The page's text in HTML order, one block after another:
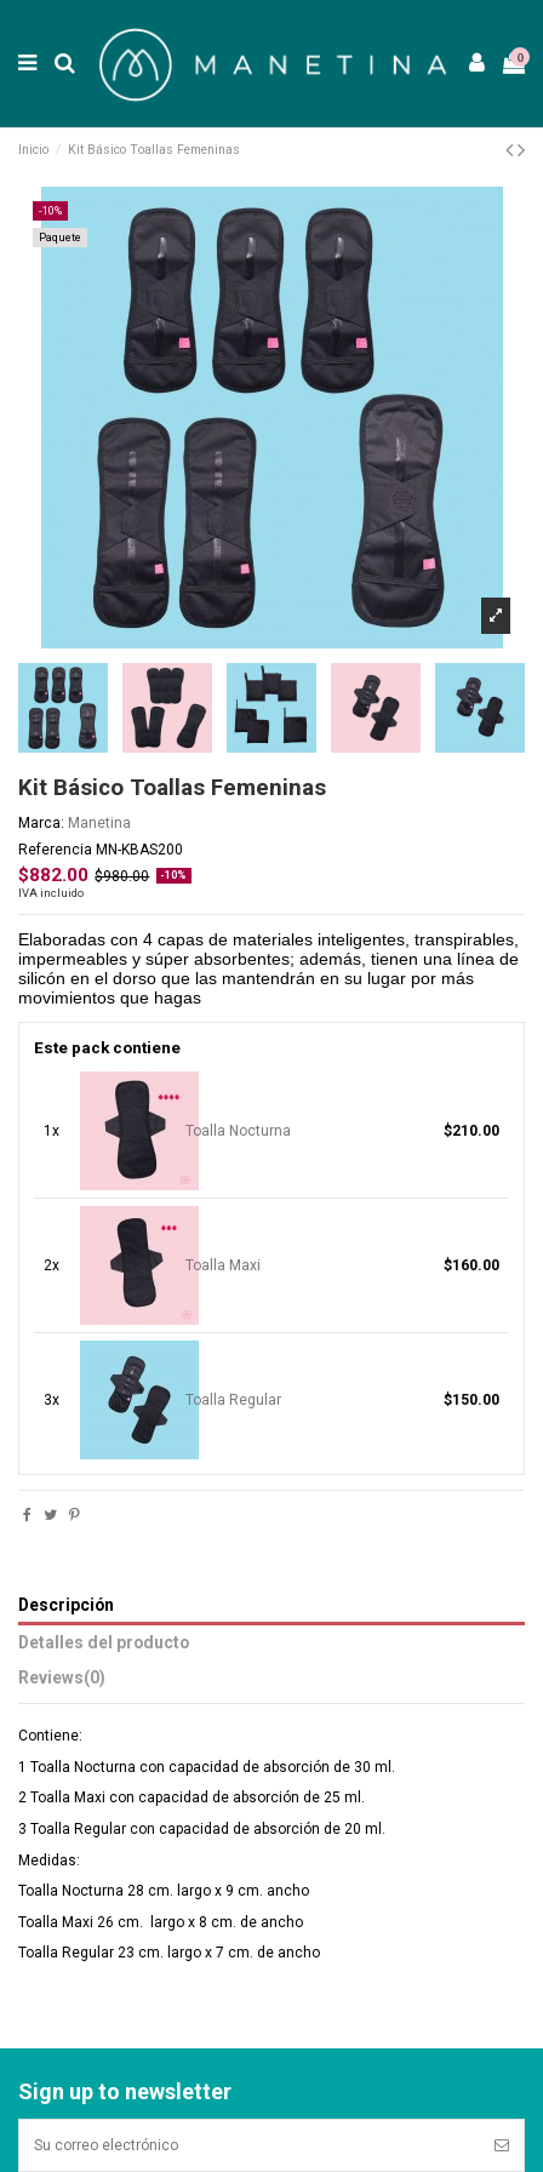
0
Inicio Kit Básico Toallas Femeninas
-10%
Paquete
Kit Básico Toallas Femeninas
Marca: Manetina
Referencia MN-KBAS200
$882.00 $980.00 -10%
IVA incluido
Elaboradas con 4 capas de materiales inteligentes, transpirables,
impermeables y súper absorbentes; además, tienen una línea de
silicón en el dorso que las mantendrán en su lugar por más
movimientos que hagas
Este pack contiene
1x Toalla Nocturna $210.00
2x Toalla Maxi $160.00
3x Toalla Regular $150.00
Descripción
Detalles del producto
Reviews(0)
Contiene:
1 Toalla Nocturna con capacidad de absorción de 30 ml.
2 Toalla Maxi con capacidad de absorción de 25 ml.
3 Toalla Regular con capacidad de absorción de 20 ml.
Medidas:
Toalla Nocturna 28 cm. largo x 9 cm. ancho
Toalla Maxi 26 cm. largo x 8 cm. de ancho
Toalla Regular 23 cm. largo x 7 cm. de ancho
Sign up to newsletter